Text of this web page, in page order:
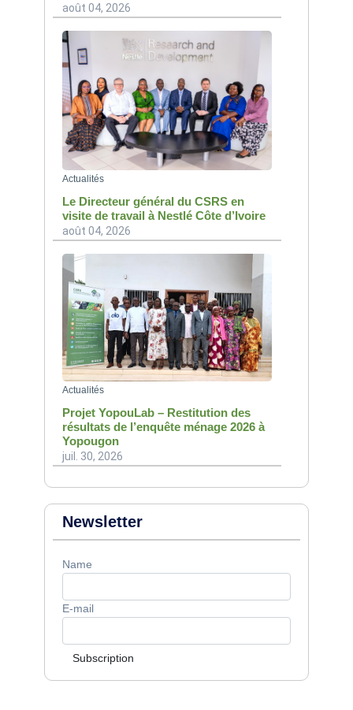
août 04, 2026
Actualités
Le Directeur général du CSRS en
visite de travail à Nestlé Côte d’Ivoire
août 04, 2026
Actualités
Projet YopouLab – Restitution des
résultats de l’enquête ménage 2026 à
Yopougon
juil. 30, 2026
Newsletter
Name
E-mail
Subscription